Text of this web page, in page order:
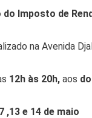
Imposto de
na Avenida
12h às 20h, aos
,13 e 14 de maio